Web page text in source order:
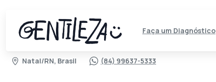
Faça um Diagnóstico
Natal/RN, Brasil (84) 99637-5333